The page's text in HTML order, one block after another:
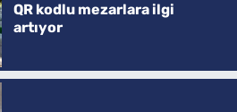
QR kodlu mezarlara ilgi
artıyor